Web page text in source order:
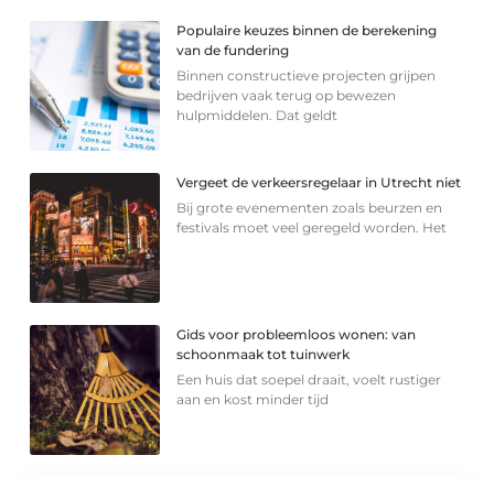
Populaire keuzes binnen de berekening
van de fundering
Binnen constructieve projecten grijpen
bedrijven vaak terug op bewezen
hulpmiddelen. Dat geldt
Vergeet de verkeersregelaar in Utrecht niet
Bij grote evenementen zoals beurzen en
festivals moet veel geregeld worden. Het
Gids voor probleemloos wonen: van
schoonmaak tot tuinwerk
Een huis dat soepel draait, voelt rustiger
aan en kost minder tijd